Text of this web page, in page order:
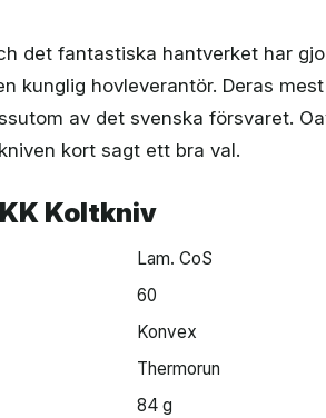
det fantastiska hantverket har
kunglig hovleverantör. Deras
av det svenska försvaret.
kort sagt ett bra val.
Koltkniv
Lam. CoS
60
Konvex
Thermorun
84 g